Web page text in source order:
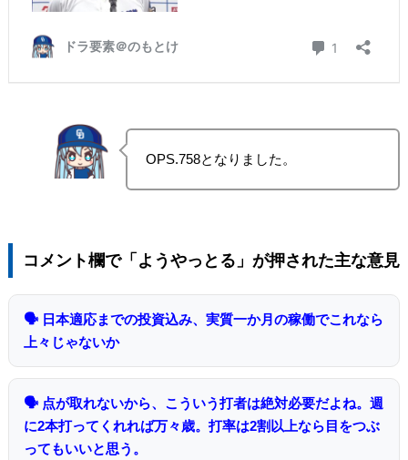
OPS.758となりました。
コメント欄で「ようやっとる」が押された主な意見
🗣 日本適応までの投資込み、実質一か月の稼働でこれなら
上々じゃないか
🗣 点が取れないから、こういう打者は絶対必要だよね。週
に2本打ってくれれば万々歳。打率は2割以上なら目をつぶ
ってもいいと思う。